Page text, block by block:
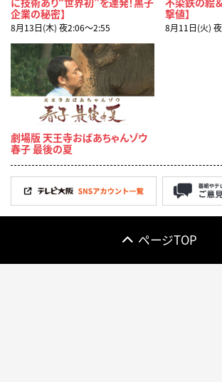
企業の秘密】
8月13日(木) 夜2:06〜2:55
撃値】
8月11日(火)
劇場版 天王寺おばあちゃんゾウ
春子 最後の夏
ページTOP